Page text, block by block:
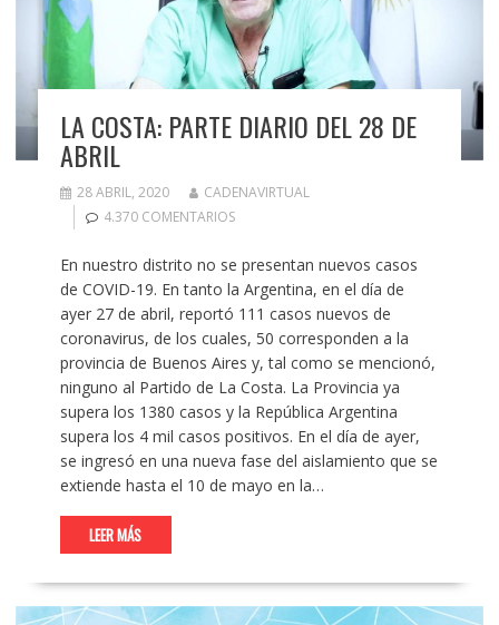
LA COSTA: PARTE DIARIO DEL 28 DE
ABRIL
28 ABRIL, 2020
CADENAVIRTUAL
4.370 COMENTARIOS
En nuestro distrito no se presentan nuevos casos
de COVID-19. En tanto la Argentina, en el día de
ayer 27 de abril, reportó 111 casos nuevos de
coronavirus, de los cuales, 50 corresponden a la
provincia de Buenos Aires y, tal como se mencionó,
ninguno al Partido de La Costa. La Provincia ya
supera los 1380 casos y la República Argentina
supera los 4 mil casos positivos. En el día de ayer,
se ingresó en una nueva fase del aislamiento que se
extiende hasta el 10 de mayo en la…
LEER MÁS